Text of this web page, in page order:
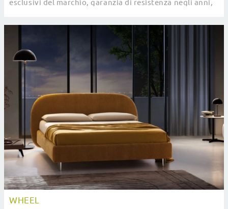
esclusivi del marchio, garanzia di resistenza negli anni,
WHEEL